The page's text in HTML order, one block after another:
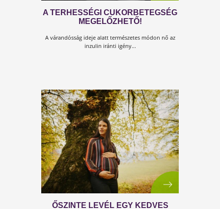
A TERHESSÉGI
MEGELŐZHETŐ!
A várandósság ideje alatt természetes módon nő az
inzulin iránti igény...